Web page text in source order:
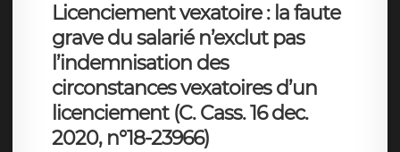
Licenciement vexatoire : la faute
grave du salarié n’exclut pas
l’indemnisation des
circonstances vexatoires d’un
licenciement (C. Cass. 16 dec.
2020, n°18-23966)